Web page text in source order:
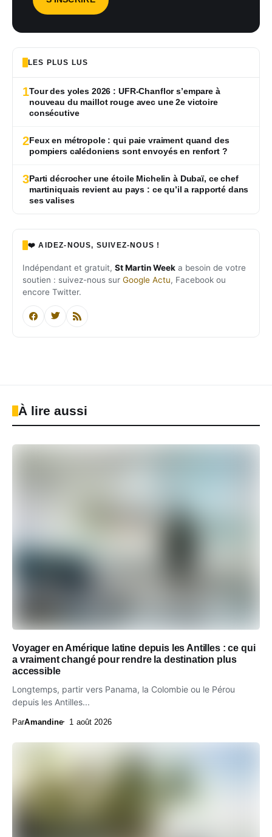
LES PLUS LUS
1Tour des yoles 2026 : UFR-Chanflor s’empare à
nouveau du maillot rouge avec une 2e victoire
consécutive
2Feux en métropole : qui paie vraiment quand des
pompiers calédoniens sont envoyés en renfort ?
3Parti décrocher une étoile Michelin à Dubaï, ce chef
martiniquais revient au pays : ce qu’il a rapporté dans
ses valises
❤️ AIDEZ-NOUS, SUIVEZ-NOUS !
Indépendant et gratuit, St Martin Week a besoin de votre
soutien : suivez-nous sur Google Actu, Facebook ou
encore Twitter.
À lire aussi
Voyager en Amérique latine depuis les Antilles : ce qui
a vraiment changé pour rendre la destination plus
accessible
Longtemps, partir vers Panama, la Colombie ou le Pérou
depuis les Antilles...
ParAmandine 1 août 2026